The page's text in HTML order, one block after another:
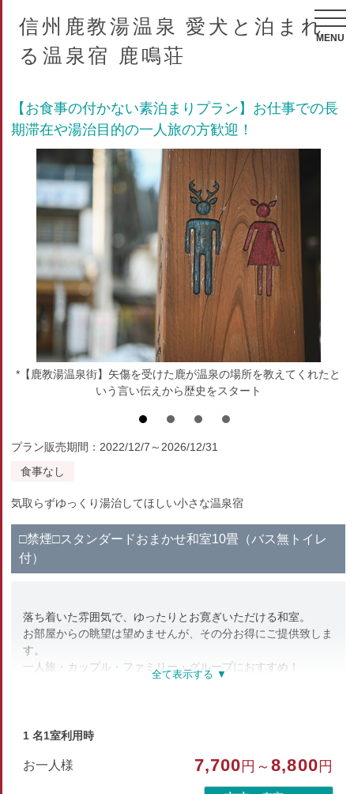
信州鹿教湯温泉 愛犬と泊まれ
る温泉宿 鹿鳴荘
MENU
【お食事の付かない素泊まりプラン】お仕事での長
期滞在や湯治目的の一人旅の方歓迎！
*【鹿教湯温泉街】矢傷を受けた鹿が温泉の場所を教えてくれたと
いう言い伝えから歴史をスタート
プラン販売期間：2022/12/7～2026/12/31
食事なし
気取らずゆっくり湯治してほしい小さな温泉宿
□禁煙□スタンダードおまかせ和室10畳（バス無トイレ
付）
落ち着いた雰囲気で、ゆったりとお寛ぎいただける和室。
お部屋からの眺望は望めませんが、その分お得にご提供致しま
す。
一人旅・カップル・ファミリー・グループにおすすめ！
和室
部屋特徴
1 名1室利用時
お一人様 7,700 円～8,800 円